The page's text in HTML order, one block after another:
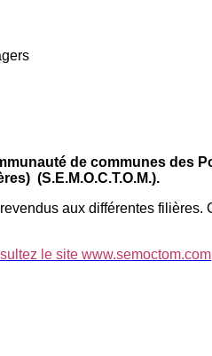
de communes des
(S.E.M.O.C.T.O.M.).
aux différentes
le site www.semoctom.com